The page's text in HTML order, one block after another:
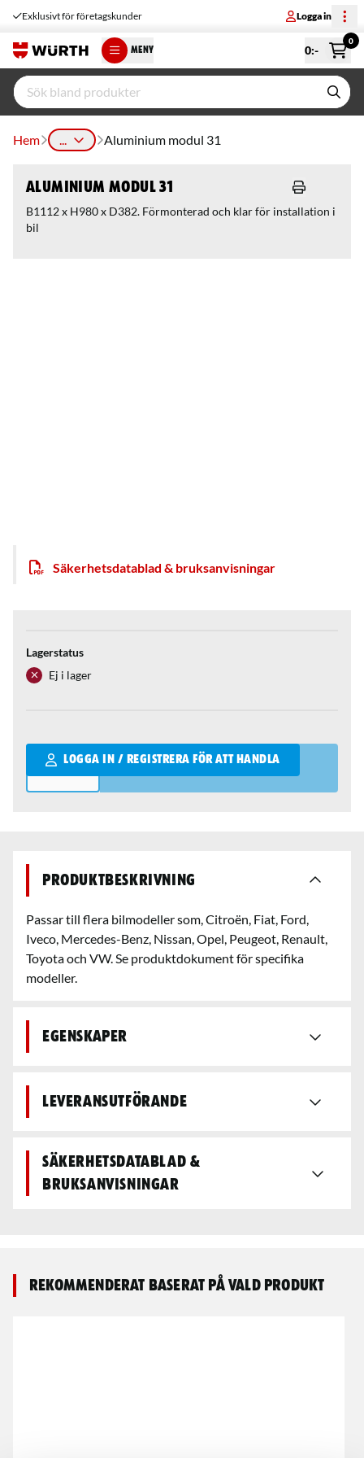
Exklusivt för företagskunder Logga in
MENY 0:-
0
Hem ... Aluminium modul 31
Aluminium modul 31
B1112 x H980 x D382. Förmonterad och klar för installation i
bil
Säkerhetsdatablad & bruksanvisningar
Lagerstatus
Ej i lager
LOGGA IN / REGISTRERA FÖR ATT HANDLA
Qantity
Produktbeskrivning
Passar till flera bilmodeller som, Citroën, Fiat, Ford,
Iveco, Mercedes-Benz, Nissan, Opel, Peugeot, Renault,
Toyota och VW. Se produktdokument för specifika
modeller.
Egenskaper
Leveransutförande
Säkerhetsdatablad &
bruksanvisningar
Rekommenderat baserat på vald produkt